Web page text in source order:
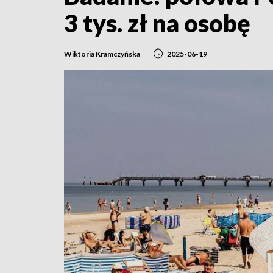
3 tys. zł na osobę
Wiktoria Kramczyńska 2025-06-19